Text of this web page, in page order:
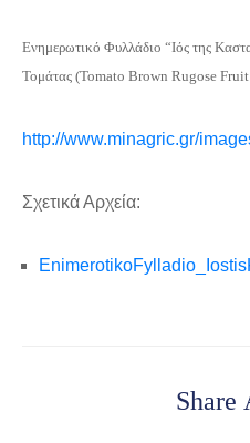
Ενημερωτικό Φυλλάδιο “Ιός της
Τομάτας (Tomato Brown Rugose
http://www.minagric.gr/
Σχετικά Αρχεία:
Share